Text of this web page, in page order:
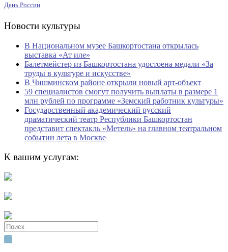
День России
Новости культуры
В Национальном музее Башкортостана открылась
выставка «Ат иле»
Балетмейстер из Башкортостана удостоена медали «За
труды в культуре и искусстве»
В Чишминском районе открыли новый арт-объект
59 специалистов смогут получить выплаты в размере 1
млн рублей по программе «Земский работник культуры»
Государственный академический русский
драматический театр Республики Башкортостан
представит спектакль «Метель» на главном театральном
событии лета в Москве
К вашим услугам:
Search
for: